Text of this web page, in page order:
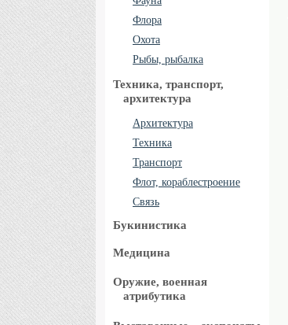
Флора
Охота
Рыбы, рыбалка
Техника, транспорт,
архитектура
Архитектура
Техника
Транспорт
Флот, кораблестроение
Связь
Букинистика
Медицина
Оружие, военная
атрибутика